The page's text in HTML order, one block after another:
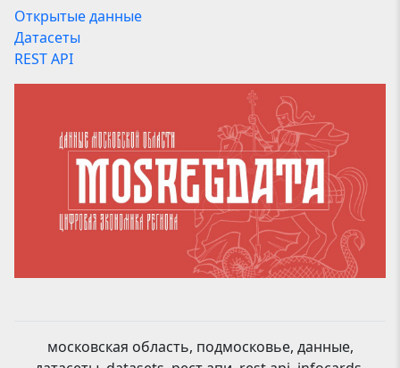
Открытые данные
Датасеты
REST API
московская область, подмосковье, данные,